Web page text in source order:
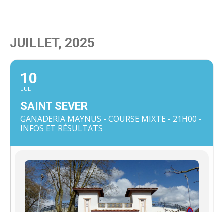
JUILLET, 2025
10
JUL
SAINT SEVER
GANADERIA MAYNUS - COURSE MIXTE - 21H00 -
INFOS ET RÉSULTATS